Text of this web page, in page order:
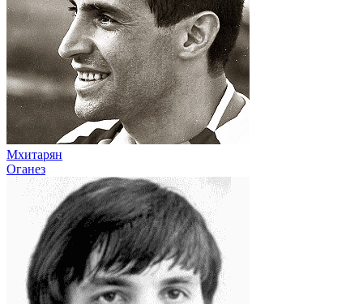
Мхитарян
Оганез